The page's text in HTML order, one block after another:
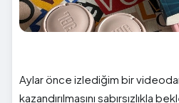
Aylar önce izlediğim bir
kazandırılmasını sabırsızlıkla